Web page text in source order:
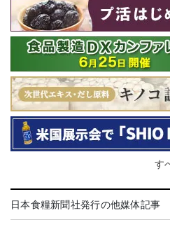
す
日本食糧新聞社発行の他媒体記事